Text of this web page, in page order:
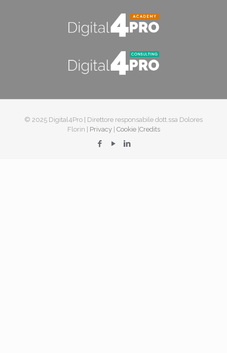
© 2025 Digital4Pro | Direttore responsabile dott.ssa Dolores
Florin | Privacy| Cookie|Credits